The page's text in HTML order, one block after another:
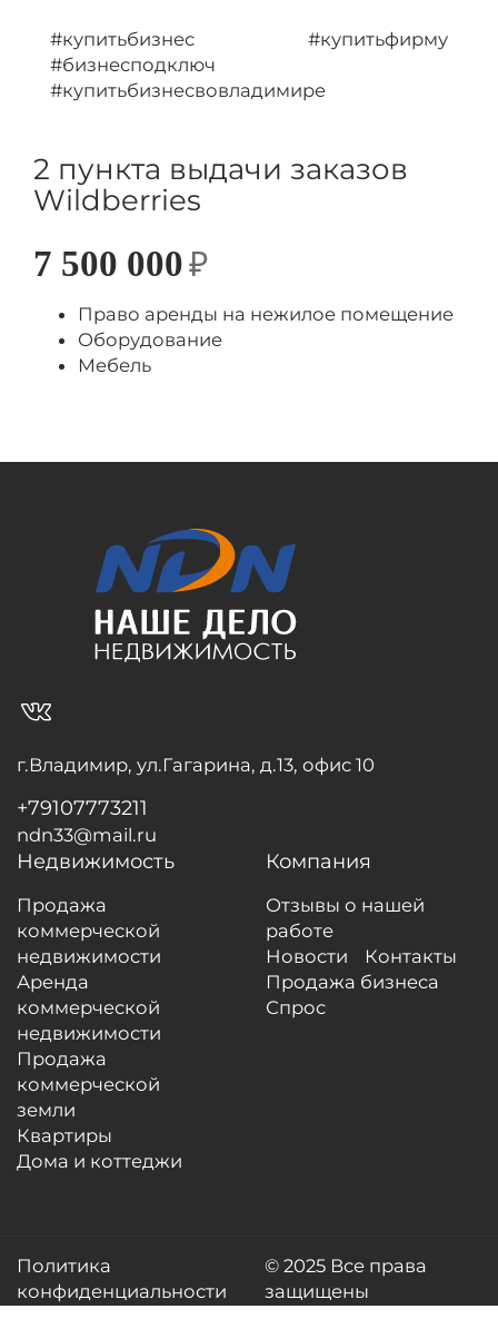
#купитьбизнес #купитьфирму
#бизнесподключ
#купитьбизнесвовладимире
2 пункта выдачи заказов
Wildberries
7 500 000₽
Право аренды на нежилое помещение
Оборудование
Мебель
vk_in
г.Владимир, ул.Гагарина, д.13, офис 10
+79107773211
ndn33@mail.ru
Недвижимость
Продажа
коммерческой
недвижимости
Аренда
коммерческой
недвижимости
Продажа
коммерческой
земли
Квартиры
Дома и коттеджи
Компания
Отзывы о нашей
работе
Новости
Контакты
Продажа бизнеса
Спрос
Политика
конфиденциальности
© 2025 Все права
защищены